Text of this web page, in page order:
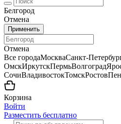
Белгород
Отмена
Применить
Отмена
Все городаМоскваСанкт-
ОмскИркутскПермьВолгоград
СочиВладивостокТомскРостов
Корзина
Войти
Разместить бесплатно